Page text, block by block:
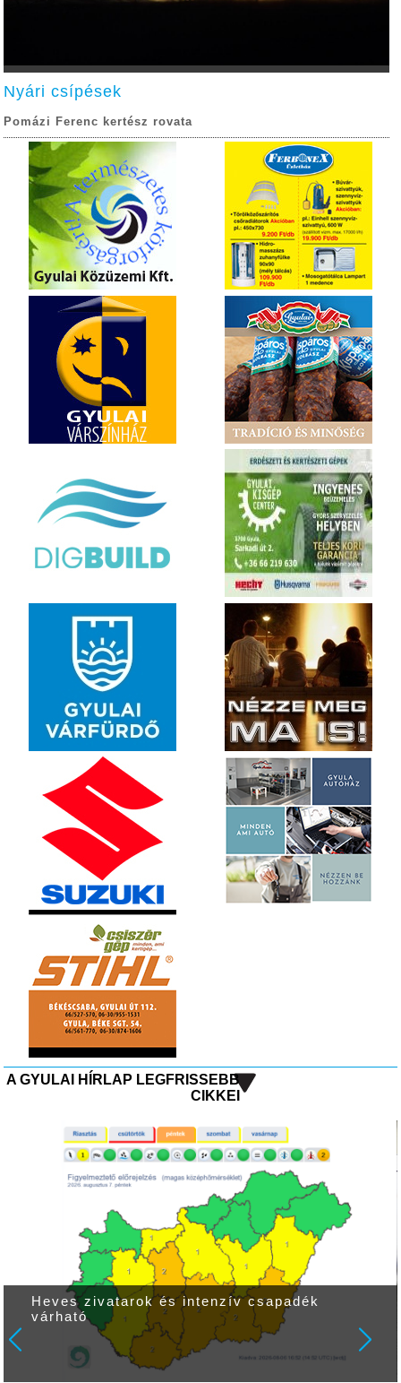
Nyári csípések
Pomázi Ferenc kertész rovata
A GYULAI HÍRLAP LEGFRISSEBB
CIKKEI
Heves zivatarok és intenzív csapadék
várható